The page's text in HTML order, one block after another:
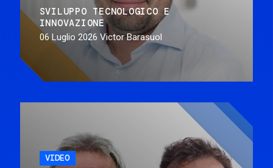
SVILUPPO TECNOLOGICO E
INNOVAZIONE
06 Luglio 2026 Victor Barasuol
VIDEO